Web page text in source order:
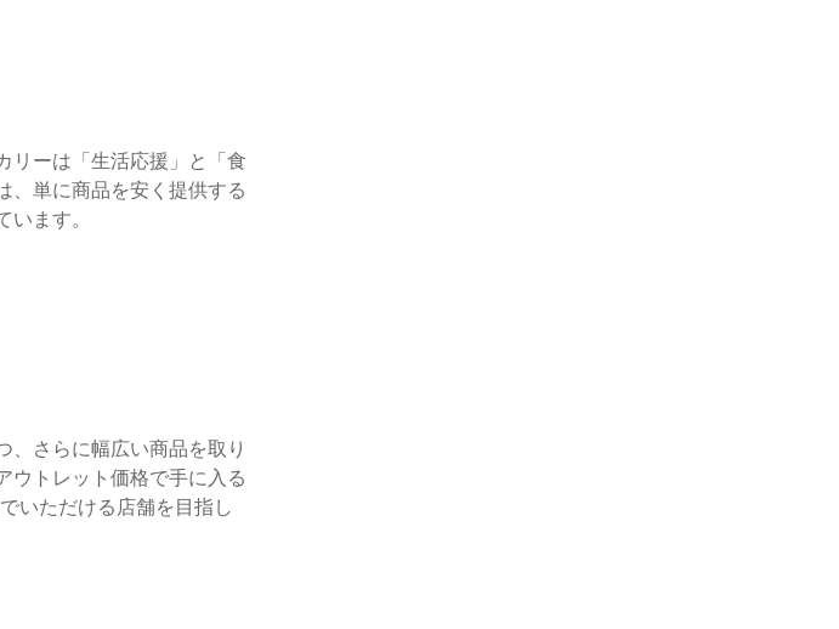
リーは「生活応援」と「食
、単に商品を安く提供する
ます。
、さらに幅広い商品を取り
ウトレット価格で手に入る
いただける店舗を目指し